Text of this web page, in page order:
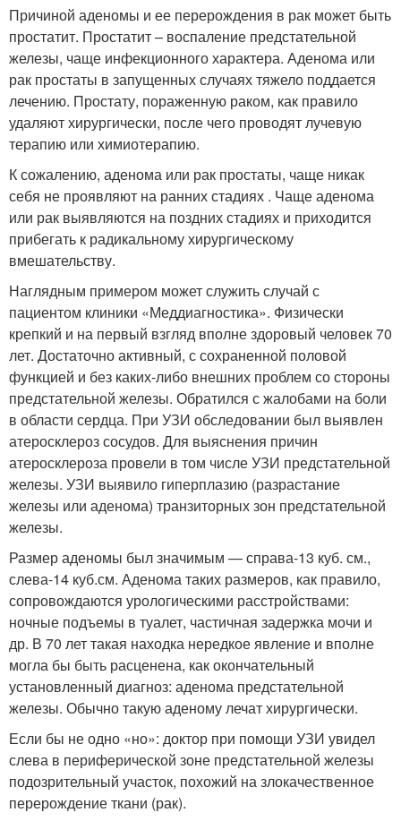
Причиной аденомы и ее перерождения в рак может быть
простатит. Простатит – воспаление предстательной
железы, чаще инфекционного характера. Аденома или
рак простаты в запущенных случаях тяжело поддается
лечению. Простату, пораженную раком, как правило
удаляют хирургически, после чего проводят лучевую
терапию или химиотерапию.
К сожалению, аденома или рак простаты, чаще никак
себя не проявляют на ранних стадиях . Чаще аденома
или рак выявляются на поздних стадиях и приходится
прибегать к радикальному хирургическому
вмешательству.
Наглядным примером может служить случай с
пациентом клиники «Меддиагностика». Физически
крепкий и на первый взгляд вполне здоровый человек 70
лет. Достаточно активный, с сохраненной половой
функцией и без каких-либо внешних проблем со стороны
предстательной железы. Обратился с жалобами на боли
в области сердца. При УЗИ обследовании был выявлен
атеросклероз сосудов. Для выяснения причин
атеросклероза провели в том числе УЗИ предстательной
железы. УЗИ выявило гиперплазию (разрастание
железы или аденома) транзиторных зон предстательной
железы.
Размер аденомы был значимым — справа-13 куб. см.,
слева-14 куб.см. Аденома таких размеров, как правило,
сопровождаются урологическими расстройствами:
ночные подъемы в туалет, частичная задержка мочи и
др. В 70 лет такая находка нередкое явление и вполне
могла бы быть расценена, как окончательный
установленный диагноз: аденома предстательной
железы. Обычно такую аденому лечат хирургически.
Если бы не одно «но»: доктор при помощи УЗИ увидел
слева в периферической зоне предстательной железы
подозрительный участок, похожий на злокачественное
перерождение ткани (рак).